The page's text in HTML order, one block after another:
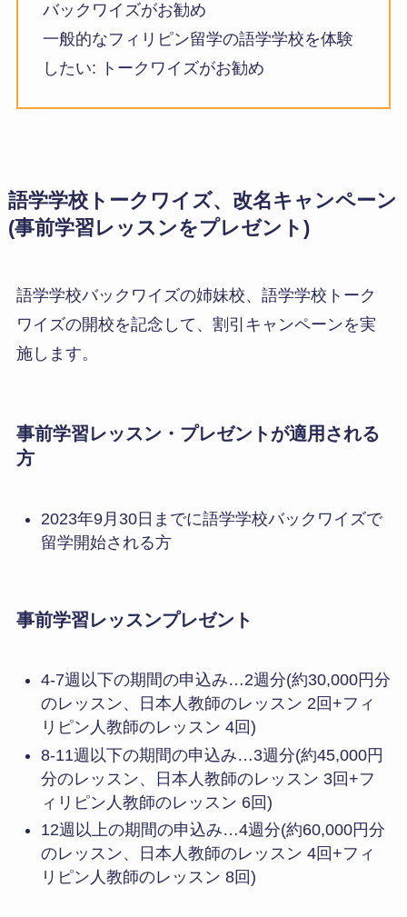
バックワイズがお勧め
一般的なフィリピン留学の語学学校を体験
したい: トークワイズがお勧め
語学学校トークワイズ、改名キャンペーン
(事前学習レッスンをプレゼント)
語学学校バックワイズの姉妹校、語学学校トーク
ワイズの開校を記念して、割引キャンペーンを実
施します。
事前学習レッスン・プレゼントが適用される
方
2023年9月30日までに語学学校バックワイズで
留学開始される方
事前学習レッスンプレゼント
4-7週以下の期間の申込み…2週分(約30,000円分
のレッスン、日本人教師のレッスン 2回+フィ
リピン人教師のレッスン 4回)
8-11週以下の期間の申込み…3週分(約45,000円
分のレッスン、日本人教師のレッスン 3回+フ
ィリピン人教師のレッスン 6回)
12週以上の期間の申込み…4週分(約60,000円分
のレッスン、日本人教師のレッスン 4回+フィ
リピン人教師のレッスン 8回)